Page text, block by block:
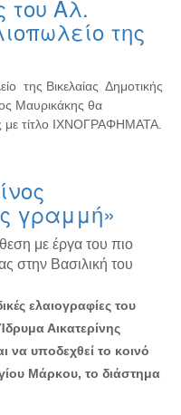
του Αλ.
της
της Βικελαίας Δημοτικής
Μαυρικάκης θα
με τίτλο ΙΧΝΟΓΡΑΦΗΜΑΤΑ.
γραμμή»
με έργα του πιο
στην Βασιλική του
ελαιογραφίες του
Αικατερίνης
να υποδεχθεί το κοινό
Μάρκου, το διάστημα